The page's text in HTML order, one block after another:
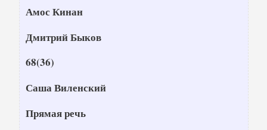
Амос Кинан
Дмитрий Быков
68(36)
Саша Виленский
Прямая речь